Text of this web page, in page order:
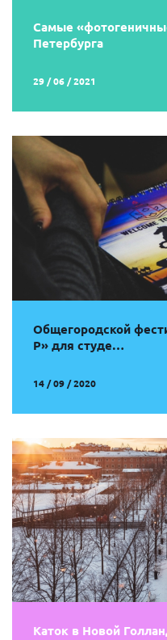
Самые
Петербурга
29 / 06 / 2021
Общегородской
P» для студе…
14 / 09 / 2020
Каток в Новой